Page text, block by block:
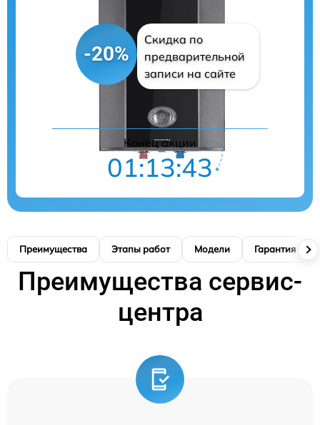
-20%
Скидка по
предварительной
записи на сайте
Конец акции
01:13:42
Преимущества Этапы работ Модели Гарантия
Преимущества сервис-
центра